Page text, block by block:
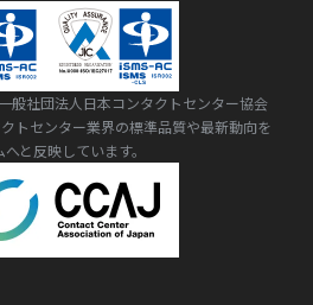
般社団法人日本コンタクトセンター協会
クトセンター業界の標準品質や最新動向を
と反映しています。